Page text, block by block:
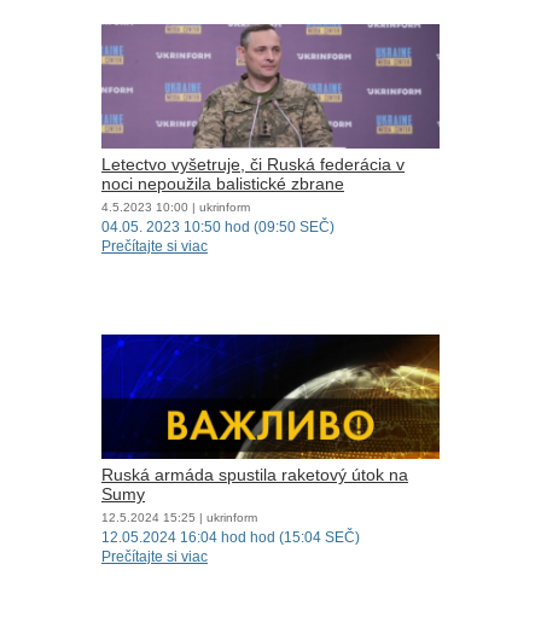
Letectvo vyšetruje, či Ruská federácia v
noci nepoužila balistické zbrane
4.5.2023 10:00 | ukrinform
​​​​​​​04.05. 2023 10:50 hod (09:50 SEČ)
Prečítajte si viac
Ruská armáda spustila raketový útok na
Sumy
12.5.2024 15:25 | ukrinform
12.05.2024 16:04 hod hod (15:04 SEČ)
Prečítajte si viac